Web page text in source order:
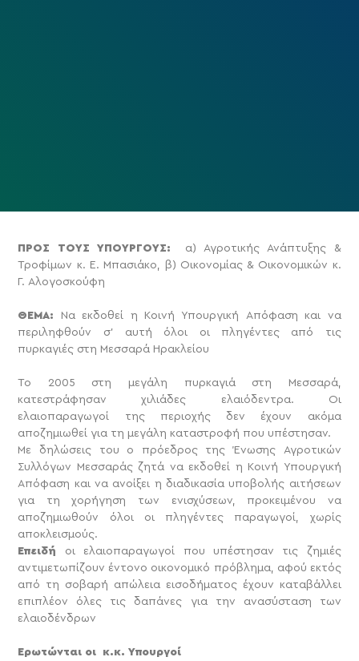
ΠΡΟΣ ΤΟΥΣ ΥΠΟΥΡΓΟΥΣ:
α) Αγροτικής Ανάπτυξης &
Τροφίμων κ. Ε. Μπασιάκο, β) Οικονομίας & Οικονομικών κ.
Γ. Αλογοσκούφη
ΘΕΜΑ: Να εκδοθεί η Κοινή Υπουργική Απόφαση και να
περιληφθούν σ’ αυτή όλοι οι πληγέντες από τις
πυρκαγιές στη Μεσσαρά Ηρακλείου
Το 2005 στη μεγάλη πυρκαγιά στη Μεσσαρά,
κατεστράφησαν χιλιάδες ελαιόδεντρα. Οι
ελαιοπαραγωγοί της περιοχής δεν έχουν ακόμα
αποζημιωθεί για τη μεγάλη καταστροφή που υπέστησαν.
Με δηλώσεις του ο πρόεδρος της Ένωσης Αγροτικών
Συλλόγων Μεσσαράς ζητά να εκδοθεί η Κοινή Υπουργική
Απόφαση και να ανοίξει η διαδικασία υποβολής αιτήσεων
για τη χορήγηση των ενισχύσεων, προκειμένου να
αποζημιωθούν όλοι οι πληγέντες παραγωγοί, χωρίς
αποκλεισμούς.
Επειδή οι ελαιοπαραγωγοί που υπέστησαν τις ζημιές
αντιμετωπίζουν έντονο οικονομικό πρόβλημα, αφού εκτός
από τη σοβαρή απώλεια εισοδήματος έχουν καταβάλλει
επιπλέον όλες τις δαπάνες για την ανασύσταση των
ελαιοδένδρων
Ερωτώνται οι κ.κ. Υπουργοί